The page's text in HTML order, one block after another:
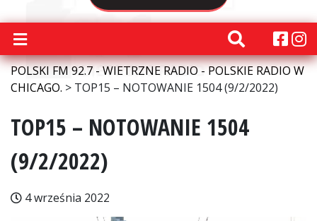
POLSKI FM 92.7 - WIETRZNE RADIO - POLSKIE RADIO W
CHICAGO. > TOP15 – NOTOWANIE 1504 (9/2/2022)
TOP15 – NOTOWANIE 1504
(9/2/2022)
4 września 2022